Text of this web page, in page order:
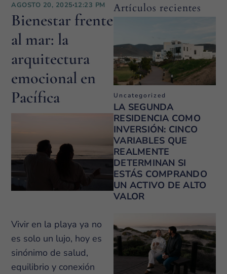
AGOSTO 20, 2025 12:23 PM
Bienestar frente
al mar: la
arquitectura
emocional en
Pacífica
Vivir en la playa ya no
es solo un lujo, hoy es
sinónimo de salud,
equilibrio y conexión
Artículos recientes
Uncategorized
LA SEGUNDA
RESIDENCIA COMO
INVERSIÓN: CINCO
VARIABLES QUE
REALMENTE
DETERMINAN SI
ESTÁS COMPRANDO
UN ACTIVO DE ALTO
VALOR